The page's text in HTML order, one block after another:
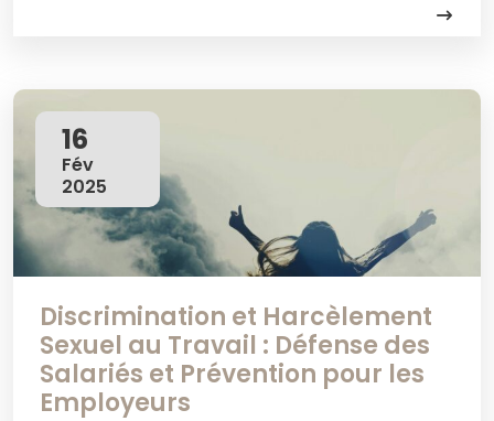
Discrimination et Harcèlement
Sexuel au Travail : Défense des
Salariés et Prévention pour les
Employeurs
16
Fév
2025